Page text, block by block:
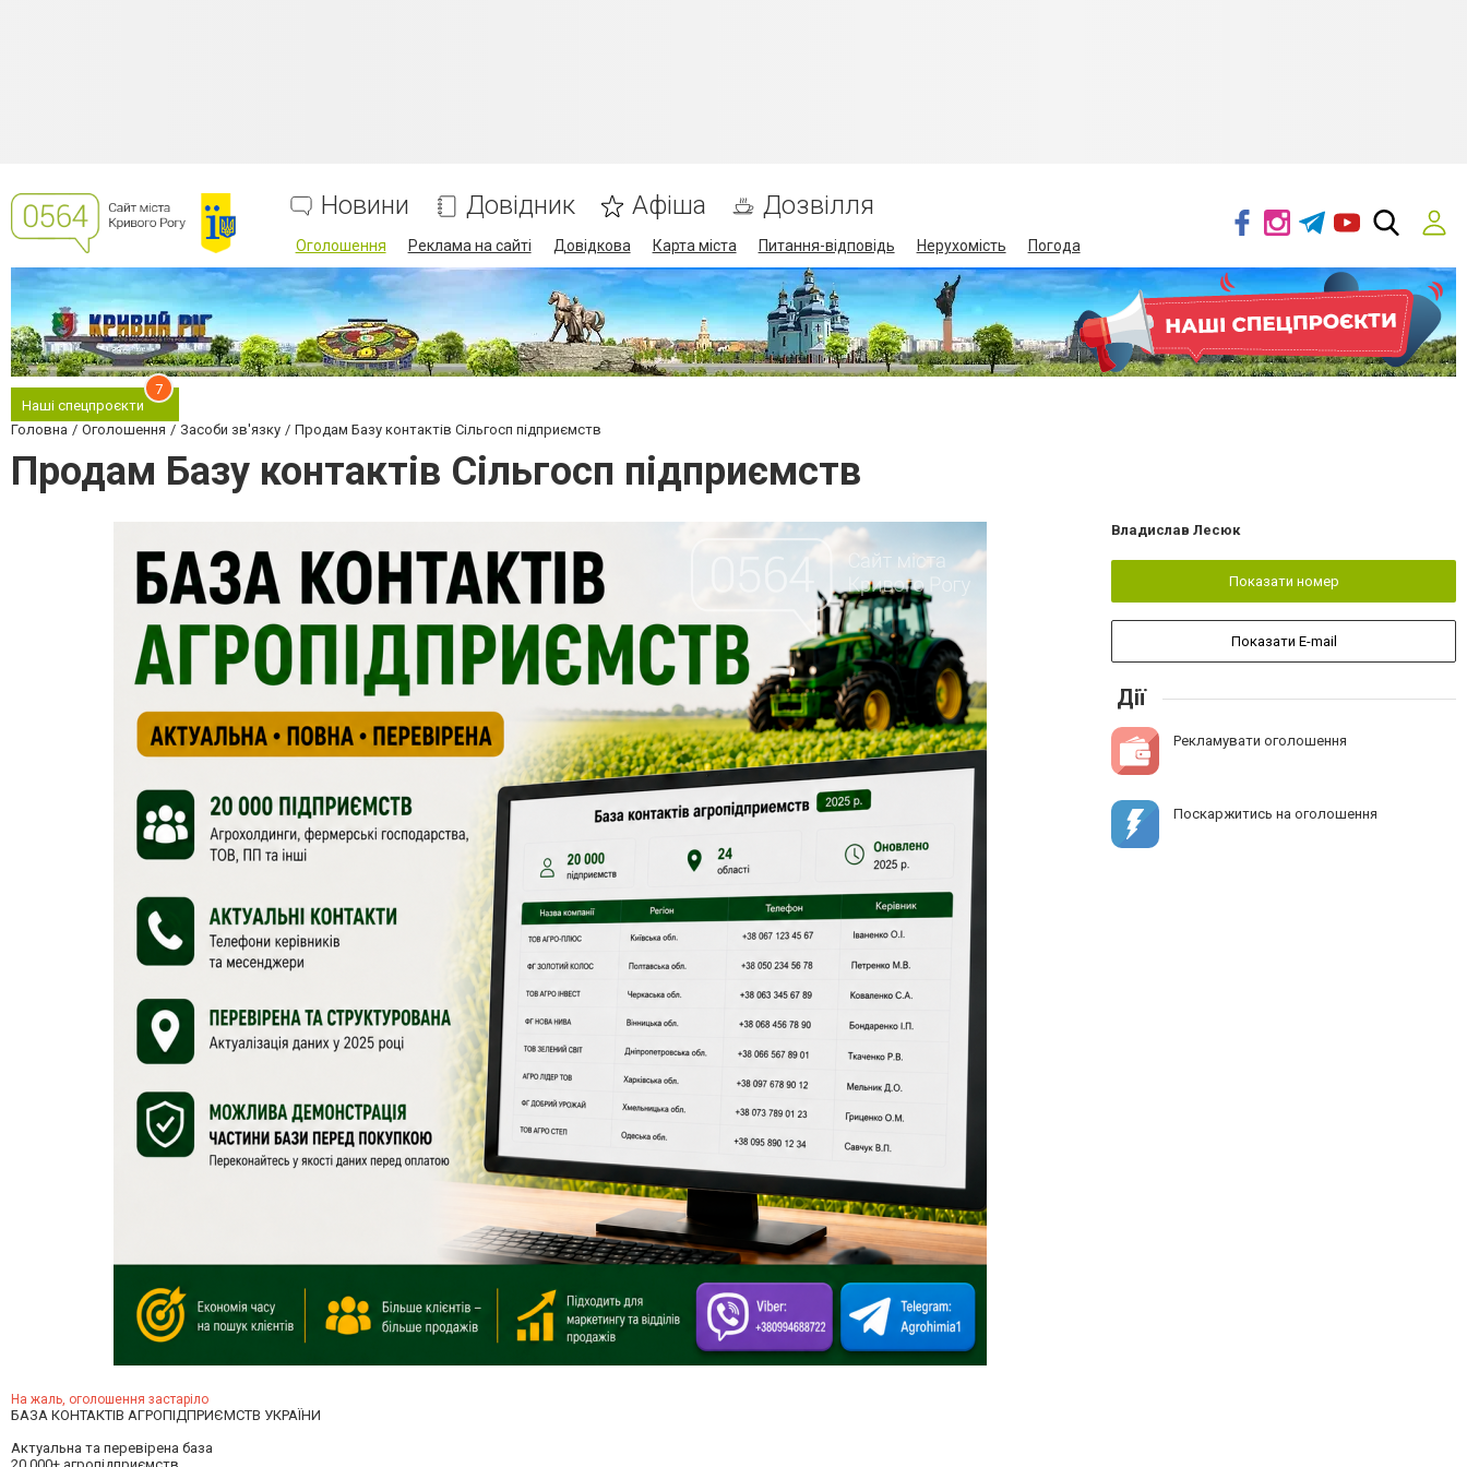
Новини Довідник Афіша Дозвілля
Оголошення Реклама на сайті Довідкова Карта міста Питання-відповідь Нерухомість Погода
Наші спецпроєкти
7
Головна Оголошення Засоби зв'язку Продам Базу контактів Сільгосп підприємств
Продам Базу контактів Сільгосп підприємств
На жаль, оголошення застаріло
БАЗА КОНТАКТІВ АГРОПІДПРИЄМСТВ УКРАЇНИ
Актуальна та перевірена база
Владислав Лесюк
Показати номер
Показати E-mail
Дії
Рекламувати оголошення
Поскаржитись на оголошення